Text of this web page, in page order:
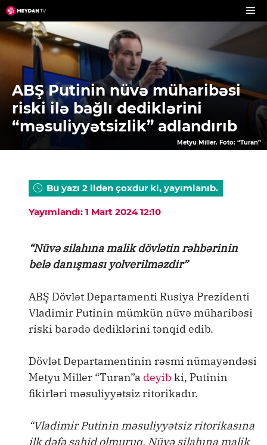
Skip
to
content
ABŞ Putinin nüvə müharibəsi
riski ilə bağlı dediklərini
“məsuliyyətsizlik” adlandırıb
Metyu Miller. Foto: “Turan”
Bu yazı 2 ildən çoxdur ki, yayımlanıb.
Yayımlandı: 1 Mart 2024 12:10
“Nüvə silahına malik dövlətin rəhbərinin
belə danışması yolverilməzdir”
ABŞ Dövlət Departamenti Rusiya Prezidenti
Vladimir Putinin mümkün nüvə müharibəsi
riski barədə dediklərini tənqid edib.
Dövlət Departamentinin rəsmi nümayəndəsi
Metyu Miller “Turan”a deyib ki, Putinin
fikirləri məsuliyyətsiz ritorikadır.
“Vladimir Putinin məsuliyyətsiz ritorikasına
ilk dəfə şahid olmuruq. Nüvə silahına malik